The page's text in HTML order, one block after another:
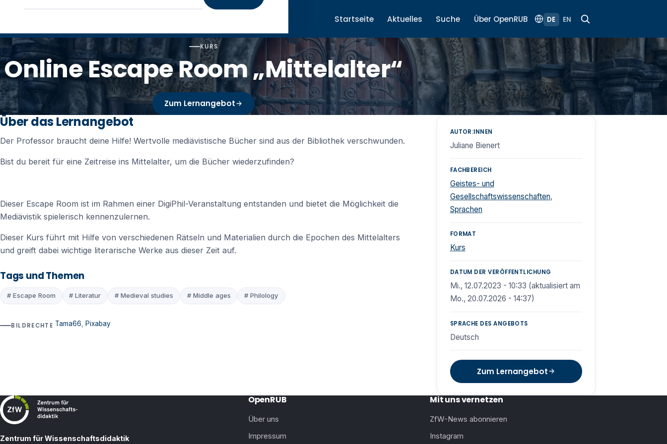
Startseite Aktuelles Suche Über OpenRUB DE EN
KURS
Online Escape Room „Mittelalter“
Zum Lernangebot
Über das Lernangebot
Der Professor braucht deine Hilfe! Wertvolle mediävistische Bücher sind aus der Bibliothek verschwunden.
Bist du bereit für eine Zeitreise ins Mittelalter, um die Bücher wiederzufinden?
Dieser Escape Room ist im Rahmen einer DigiPhil-Veranstaltung entstanden und bietet die Möglichkeit die
Mediävistik spielerisch kennenzulernen.
Dieser Kurs führt mit Hilfe von verschiedenen Rätseln und Materialien durch die Epochen des Mittelalters
und greift dabei wichtige literarische Werke aus dieser Zeit auf.
Tags und Themen
# Escape Room # Literatur # Medieval studies # Middle ages # Philology
BILDRECHTE Tama66 Pixabay
AUTOR:INNEN
Juliane Bienert
FACHBEREICH
Geistes- und
Gesellschaftswissenschaften,
Sprachen
FORMAT
Kurs
DATUM DER VERÖFFENTLICHUNG
Mi., 12.07.2023 - 10:33 (aktualisiert am
Mo., 20.07.2026 - 14:37)
SPRACHE DES ANGEBOTS
Deutsch
Zum Lernangebot
Zentrum für Wissenschaftsdidaktik
OpenRUB
Über uns
Impressum
Mit uns vernetzen
ZfW-News abonnieren
Instagram